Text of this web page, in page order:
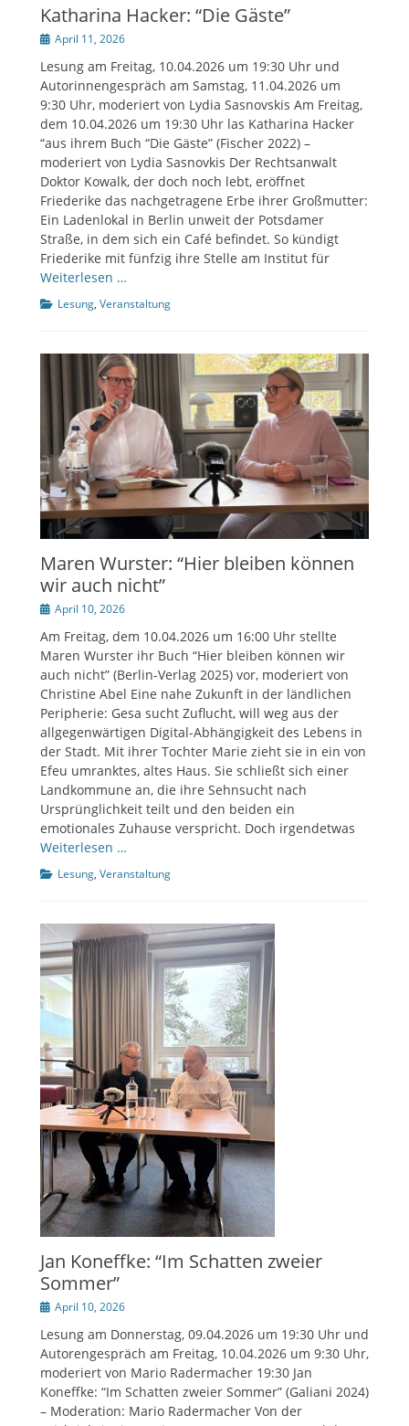
Katharina Hacker: “Die Gäste”
Veröffentlicht
April 11, 2026
Lesung am Freitag, 10.04.2026 um 19:30 Uhr und
Autorinnengespräch am Samstag, 11.04.2026 um
9:30 Uhr, moderiert von Lydia Sasnovskis Am Freitag,
dem 10.04.2026 um 19:30 Uhr las Katharina Hacker
“aus ihrem Buch “Die Gäste” (Fischer 2022) –
moderiert von Lydia Sasnovkis Der Rechtsanwalt
Doktor Kowalk, der doch noch lebt, eröffnet
Friederike das nachgetragene Erbe ihrer Großmutter:
Ein Ladenlokal in Berlin unweit der Potsdamer
Straße, in dem sich ein Café befindet. So kündigt
Friederike mit fünfzig ihre Stelle am Institut für
Weiterlesen …
Kategorien
Lesung, Veranstaltung
Maren Wurster: “Hier bleiben können
wir auch nicht”
Veröffentlicht
April 10, 2026
Am Freitag, dem 10.04.2026 um 16:00 Uhr stellte
Maren Wurster ihr Buch “Hier bleiben können wir
auch nicht” (Berlin-Verlag 2025) vor, moderiert von
Christine Abel Eine nahe Zukunft in der ländlichen
Peripherie: Gesa sucht Zuflucht, will weg aus der
allgegenwärtigen Digital-Abhängigkeit des Lebens in
der Stadt. Mit ihrer Tochter Marie zieht sie in ein von
Efeu umranktes, altes Haus. Sie schließt sich einer
Landkommune an, die ihre Sehnsucht nach
Ursprünglichkeit teilt und den beiden ein
emotionales Zuhause verspricht. Doch irgendetwas
Weiterlesen …
Kategorien
Lesung, Veranstaltung
Jan Koneffke: “Im Schatten zweier
Sommer”
Veröffentlicht
April 10, 2026
Lesung am Donnerstag, 09.04.2026 um 19:30 Uhr und
Autorengespräch am Freitag, 10.04.2026 um 9:30 Uhr,
moderiert von Mario Radermacher 19:30 Jan
Koneffke: “Im Schatten zweier Sommer” (Galiani 2024)
– Moderation: Mario Radermacher Von der